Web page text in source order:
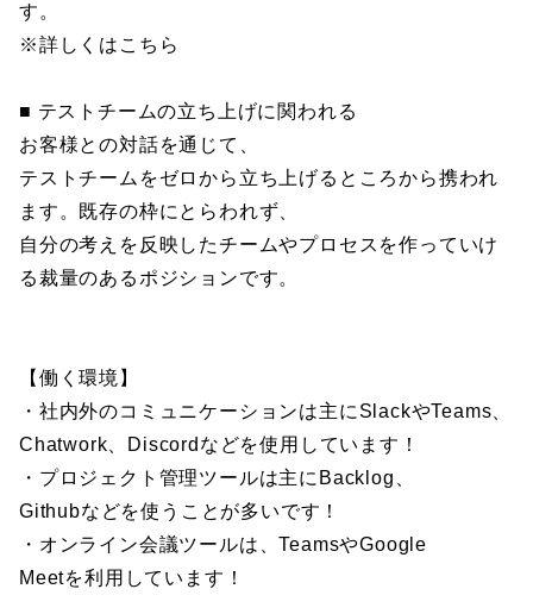
す。
※詳しくはこちら
■ テストチームの立ち上げに関われる
お客様との対話を通じて、
テストチームをゼロから立ち上げるところから携われ
ます。既存の枠にとらわれず、
自分の考えを反映したチームやプロセスを作っていけ
る裁量のあるポジションです。
【働く環境】
・社内外のコミュニケーションは主にSlackやTeams、
Chatwork、Discordなどを使用しています！
・プロジェクト管理ツールは主にBacklog、
Githubなどを使うことが多いです！
・オンライン会議ツールは、TeamsやGoogle
Meetを利用しています！